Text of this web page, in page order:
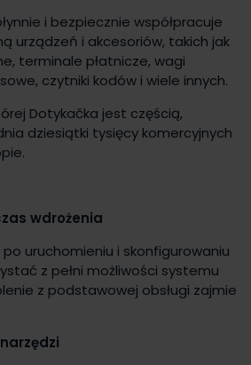
i bezpiecznie współpracuje
urządzeń i akcesoriów, takich jak
terminale płatnicze, wagi
czytniki kodów i wiele innych.
Dotykačka jest częścią,
dziesiątki tysięcy komercyjnych
wdrożenia
uruchomieniu i skonfigurowaniu
z pełni możliwości systemu
z podstawowej obsługi zajmie